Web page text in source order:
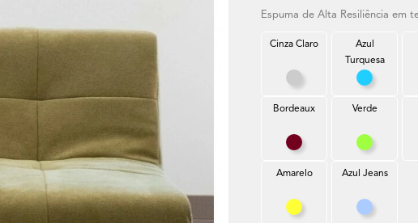
Espuma de Alta Resiliência em
Cinza Claro
Azul
Turquesa
Azul
Bordeaux
Bordeaux
Verde
Verde
Amarelo
Amarelo
Azul Jeans
Azul Jeans